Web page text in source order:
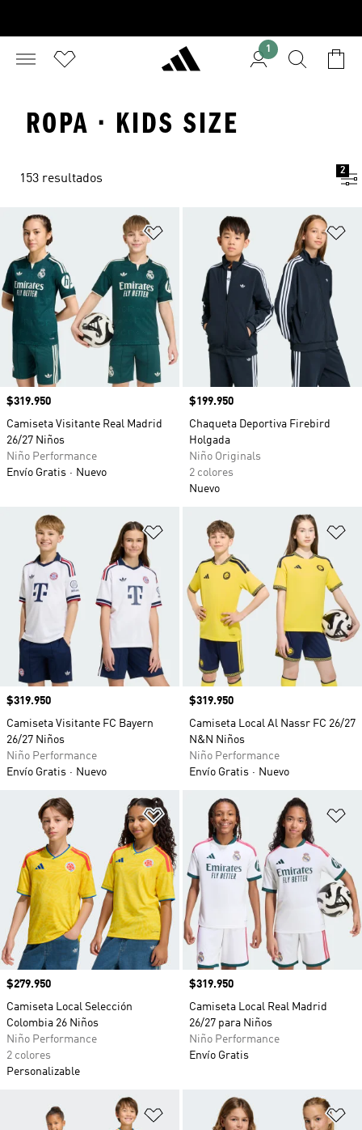
1
ROPA · KIDS SIZE
153 resultados
2
Añadir a la lista de deseos
Precio
$319.950
Camiseta Visitante Real Madrid
26/27 Niños
Niño Performance
Envío Gratis
Nuevo
Precio
$199.950
Chaqueta Deportiva Firebird
Holgada
Niño Originals
2 colores
Nuevo
Añadir a la lista de deseos
Precio
$319.950
Camiseta Visitante FC Bayern
26/27 Niños
Niño Performance
Envío Gratis
Nuevo
Precio
$319.950
Camiseta Local Al Nassr FC 26/27
N&N Niños
Niño Performance
Envío Gratis
Nuevo
Añadir a la lista de deseos
Precio
$279.950
Camiseta Local Selección
Colombia 26 Niños
Niño Performance
2 colores
Personalizable
Precio
$319.950
Camiseta Local Real Madrid
26/27 para Niños
Niño Performance
Envío Gratis
Añadir a la lista de deseos